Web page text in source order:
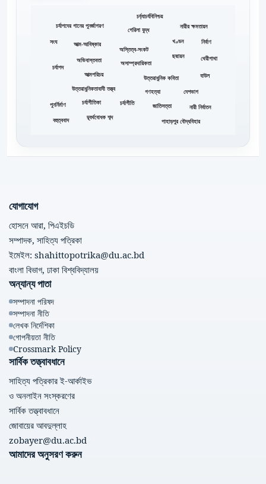
অভিবাস্তবতা অসাম্প্রদায়িকতা
অস্তিত্ব-সংকট
আত্ম-আবিষ্কার
আত্মপরিচয়
উত্তরাধুনিক কবিতা
উত্তরাধুনিকতাবাদী তত্ত্ব
খণ্ডন
গণহত্যা
গেরিলা যুদ্ধ
চর্যাগীতি
চর্যাগীতিকা
চর্যাপদ
চর্যাপদের গানের পুনর্জাগরণ
চর্য্যাচর্যবিনিশ্চয়
ছদ্মায়ন
জাতিসত্তা
থেরীগাথা
দেশভাগ
দ্ব্যর্থবোধক শব্দ
নারী নির্যাতন
নারীর ক্ষমতায়ন
নির্বাণ
পাহাড়পুর বৌদ্ধবিহার
পুনর্নির্মাণ
বহুত্ববাদ
বাউল
সংঘ
যোগাযোগ
হোসনে আরা, পিএইচডি
সম্পাদক, সাহিত্য পত্রিকা
ইমেইল: shahittopotrika@du.ac.bd
বাংলা বিভাগ, ঢাকা বিশ্ববিদ্যালয়
অন্যান্য পাতা
সম্পাদনা পরিষদ
সম্পাদনা নীতি
লেখক নির্দেশিকা
গোপনীয়তা নীতি
Crossmark Policy
সার্বিক তত্ত্বাবধানে
সাহিত্য পত্রিকার ই-আর্কাইভ
ও অনলাইন সংস্করণের
সার্বিক তত্ত্বাবধানে
জোবায়ের আবদুল্লাহ
zobayer@du.ac.bd
আমাদের অনুসরণ করুন